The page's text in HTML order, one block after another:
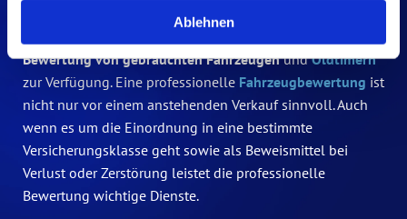
Ablehnen
H.-G. Wille stellt Ihnen sein Fachwissen als Kfz-
Bewertung von gebrauchten FahrzeugenundOldtimern
zur Verfügung. Eine professionelle Fahrzeugbewertung ist
nicht nur voreinem anstehenden Verkaufsinnvoll. Auch
wenn es um die Einordnung in eine bestimmte
Versicherungsklasse geht sowie als Beweismittel bei
Verlust oder Zerstörung leistet die professionelle
Bewertung wichtige Dienste.